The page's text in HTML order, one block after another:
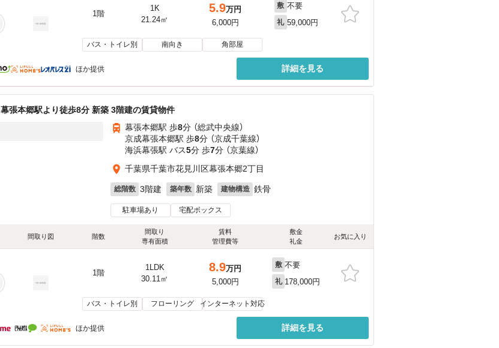
1階
1K
21.24㎡
5.9万円
6,000円
敷 不要
礼 59,000円
バス・トイレ別 南向き 角部屋
ほか提供 詳細を見る
幕張本郷駅より徒歩8分 新築 3階建の賃貸物件
幕張本郷駅 歩8分 （総武中央線）
京成幕張本郷駅 歩8分 （京成千葉線）
海浜幕張駅 バス5分 歩7分 （京葉線）
千葉県千葉市花見川区幕張本郷2丁目
総階数 3階建 築年数 新築 建物構造 鉄骨
駐車場あり 宅配ボックス
間取り図 階数
間取り
専有面積
賃料
管理費等
敷金
礼金
お気に入り
1階
1LDK
30.11㎡
8.9万円
5,000円
敷 不要
礼 178,000円
バス・トイレ別 フローリング インターネット対応
ほか提供 詳細を見る